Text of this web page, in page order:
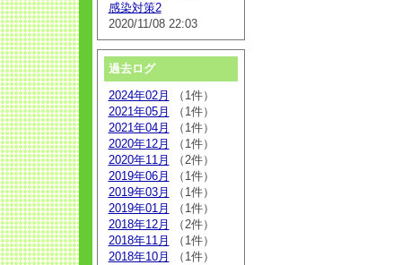
感染対策2
2020/11/08 22:03
過去ログ
2024年02月
（1件）
2021年05月
（1件）
2021年04月
（1件）
2020年12月
（1件）
2020年11月
（2件）
2019年06月
（1件）
2019年03月
（1件）
2019年01月
（1件）
2018年12月
（2件）
2018年11月
（1件）
2018年10月
（1件）